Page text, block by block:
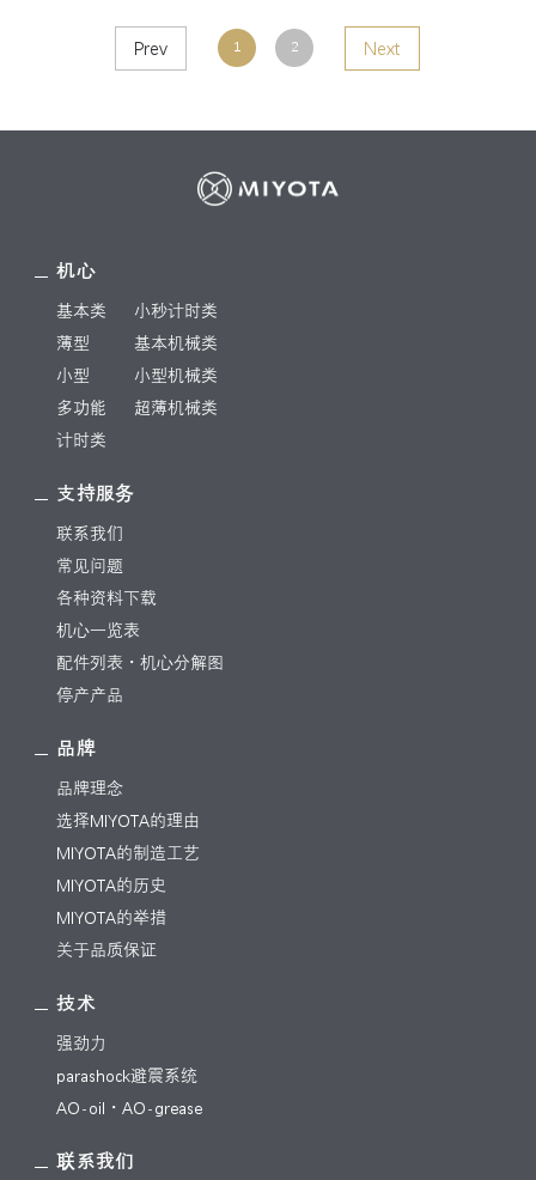
Prev 1 2 Next
机心
基本类
薄型
小型
多功能
计时类
小秒计时类
基本机械类
小型机械类
超薄机械类
支持服务
联系我们
常见问题
各种资料下载
机心一览表
配件列表・机心分解图
停产产品
品牌
品牌理念
选择MIYOTA的理由
MIYOTA的制造工艺
MIYOTA的历史
MIYOTA的举措
关于品质保证
技术
强劲力
parashock避震系统
AO-oil・AO-grease
联系我们